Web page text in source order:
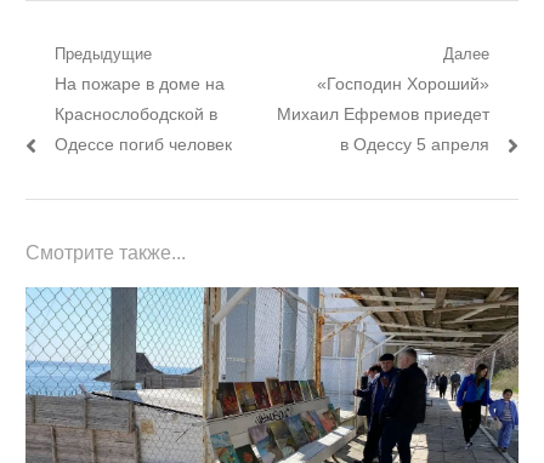
Навигация
записям
Предыдущие
Предыдущий
пост:
На пожаре в доме на
Краснослободской в
Одессе погиб человек
Далее
Следующий
пост:
«Господин Хороший»
Михаил Ефремов приедет
в Одессу 5 апреля
Смотрите также...